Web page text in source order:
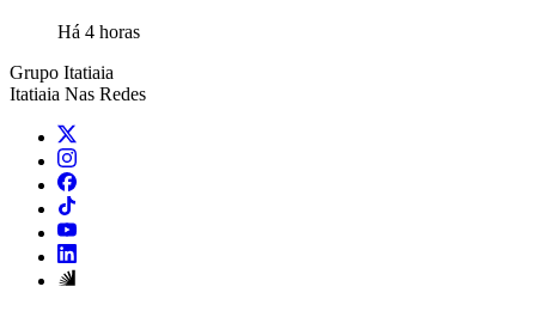
Há 4 horas
Grupo Itatiaia
Itatiaia Nas Redes